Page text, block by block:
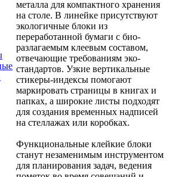
металла для компактного хранения
на столе. В линейке присутствуют
экологичные блоки из
переработанной бумаги с био-
разлагаемым клеевым составом,
отвечающие требованиям эко-
стандартов. Узкие вертикальные
стикеры-индексы помогают
маркировать страницы в книгах и
папках, а широкие листы подходят
для создания временных надписей
на стеллажах или коробках.
Функциональные клейкие блоки
станут незаменимым инструментом
для планирования задач, ведения